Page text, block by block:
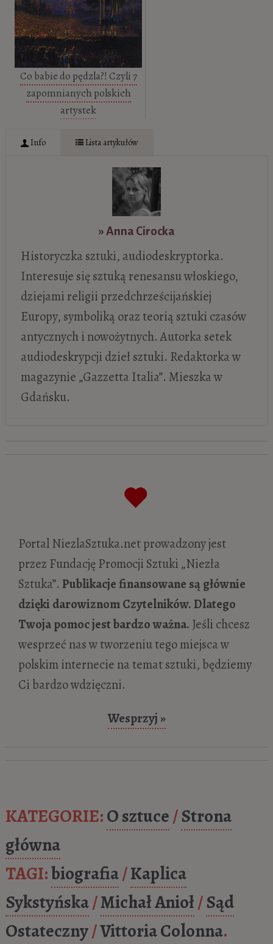
Co babie do pędzla?! Czyli 7
zapomnianych polskich
artystek
Info Lista artykułów
» Anna Cirocka
Historyczka sztuki, audiodeskryptorka.
Interesuje się sztuką renesansu włoskiego,
dziejami religii przedchrześcijańskiej
Europy, symboliką oraz teorią sztuki czasów
antycznych i nowożytnych. Autorka setek
audiodeskrypcji dzieł sztuki. Redaktorka w
magazynie „Gazzetta Italia”. Mieszka w
Gdańsku.
- 28 czerwca 2024
czerwca 2024
Leonardo da Vinci „Zwiastowanie”.
Dialog z mistrzem- 7 maja 2024
Hic habitat felicitas, czyli tu mieszka
szczęście. O erotycznych Pompejach- 24
kwietnia 2024
Fresk „Wiosna”, Pompeje - 22 marca 2024
Antonio Canova „Paolina Borghese jako
Rafael Santi „Portret papieża Juliusza II”
„Zmartwychwstanie”- 8 sierpnia 2019
Portal NiezlaSztuka.net prowadzony jest
przez Fundację Promocji Sztuki „Niezła
Sztuka”.Publikacje finansowane są głównie
dzięki darowiznom Czytelników. Dlatego
Twoja pomoc jest bardzo ważna. Jeśli chcesz
wesprzeć nas w tworzeniu tego miejsca w
polskim internecie na temat sztuki, będziemy
Ci bardzo wdzięczni.
Wesprzyj »
KATEGORIE:O sztuce/Strona
główna
TAGI:biografia/Kaplica
Sykstyńska/Michał Anioł/Sąd
Ostateczny/Vittoria Colonna.